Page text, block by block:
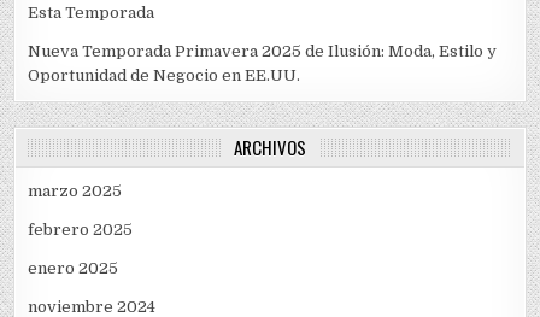
Esta Temporada
Nueva Temporada Primavera 2025 de Ilusión: Moda, Estilo y
Oportunidad de Negocio en EE.UU.
ARCHIVOS
marzo 2025
febrero 2025
enero 2025
noviembre 2024